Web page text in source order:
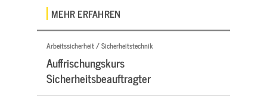
MEHR ERFAHREN
Arbeitssicherheit / Sicherheitstechnik
Auffrischungskurs
Sicherheitsbeauftragter